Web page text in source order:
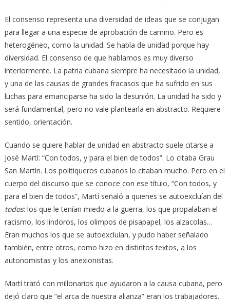
El consenso representa una diversidad de ideas que se conjugan
para llegar a una especie de aprobación de camino. Pero es
heterogéneo, como la unidad. Se habla de unidad porque hay
diversidad. El consenso de que hablamos es muy diverso
interiormente. La patria cubana siempre ha necesitado la unidad,
y una de las causas de grandes fracasos que ha sufrido en sus
luchas para emanciparse ha sido la desunión. La unidad ha sido y
será fundamental, pero no vale plantearla en abstracto. Requiere
sentido, orientación.
Cuando se quiere hablar de unidad en abstracto suele citarse a
José Martí: “Con todos, y para el bien de todos”. Lo citaba Grau
San Martín. Los politiqueros cubanos lo citaban mucho. Pero en el
cuerpo del discurso que se conoce con ese título, “Con todos, y
para el bien de todos”, Martí señaló a quienes se autoexcluían del
todos: los que le tenían miedo a la guerra, los que propalaban el
racismo, los lindoros, los olimpos de pisapapel, los alzacolas…
Eran muchos los que se autoexcluían, y pudo haber señalado
también, entre otros, como hizo en distintos textos, a los
autonomistas y los anexionistas.
Martí trató con millonarios que ayudaron a la causa cubana, pero
dejó claro que “el arca de nuestra alianza” eran los trabajadores.